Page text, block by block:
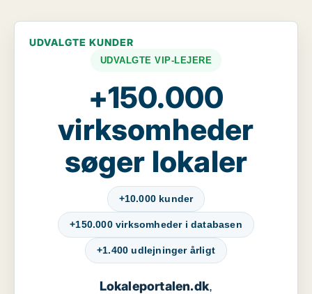
UDVALGTE KUNDER
UDVALGTE VIP-LEJERE
+150.000
virksomheder
søger lokaler
+10.000 kunder
+150.000 virksomheder i databasen
+1.400 udlejninger årligt
Lokaleportalen.dk,